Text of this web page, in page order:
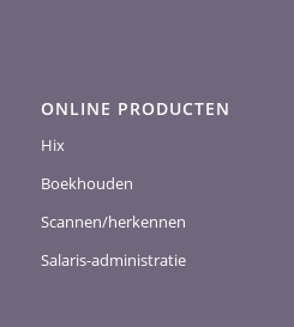
ONLINE PRODUCTEN
Hix
Boekhouden
Scannen/herkennen
Salaris-administratie